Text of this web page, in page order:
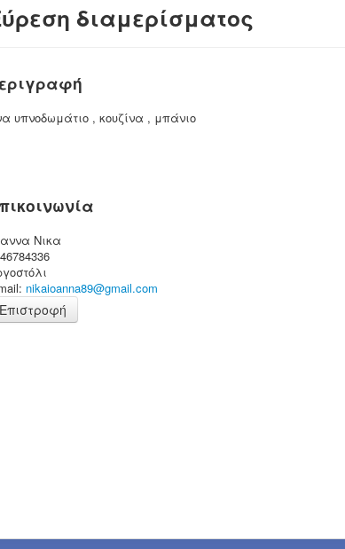
διαμερίσματος
υπνοδωμάτιο , κουζίνα , μπάνιο
Νικα
nikaioanna89@gmail.com
Επιστροφή